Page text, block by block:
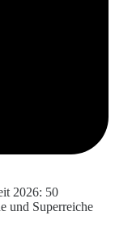
2026: 50
und Superreiche